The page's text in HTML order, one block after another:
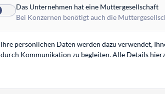
Das Unternehmen hat eine Muttergesellschaft
Bei Konzernen benötigt auch die
Ihre persönlichen Daten werden dazu verwendet,
durch Kommunikation zu begleiten. Alle Details